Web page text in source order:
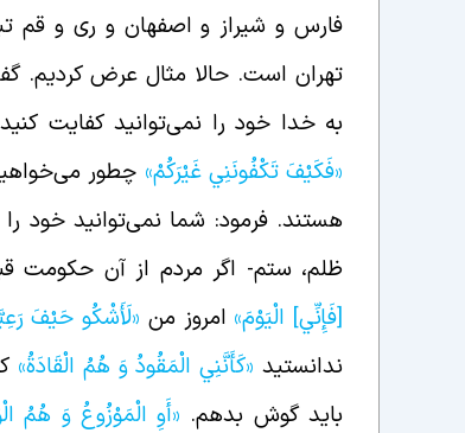
فارس و شیراز و اصفهان و ری و قم
تهران است. حالا مثال عرض کردیم.
به خدا خود را نمی‌توانید کفایت
«فَكَيْفَ تَكْفُونَنِي غَيْرَكُمْ» چطور
هستند. فرمود: شما نمی‌توانید خود را
ظلم، ستم- اگر مردم از آن حکومت
[فَإِنِّي‏] الْيَوْمَ» امروز من «لَأَشْكُو حَيْفَ
ندانستید «كَأَنَّنِي الْمَقُودُ وَ هُمُ الْقَادَةُ»
باید گوش بدهم. «أَوِ الْمَوْزُوعُ وَ هُمُ